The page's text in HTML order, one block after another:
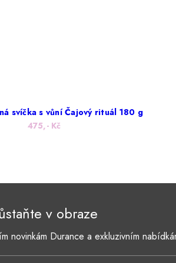
svíčka s vůní Čajový rituál 180 g
475,- Kč
v obraze
novinkám Durance a exkluzivním